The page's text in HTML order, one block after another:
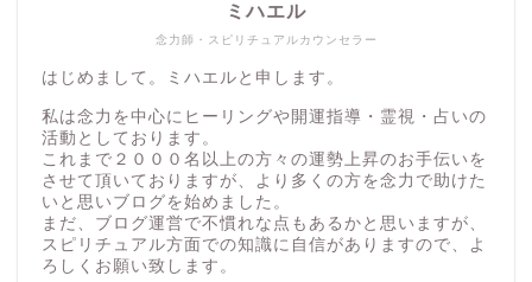
念力師・スピリチュアルカウンセラー
ミハエル
はじめまして。ミハエルと申します。
私は念力を中心にヒーリングや開運指導・霊視・占いの
活動としております。
これまで２０００名以上の方々の運勢上昇のお手伝いを
させて頂いておりますが、より多くの方を念力で助けた
いと思いブログを始めました。
まだ、ブログ運営で不慣れな点もあるかと思いますが、
スピリチュアル方面での知識に自信がありますので、よ
ろしくお願い致します。